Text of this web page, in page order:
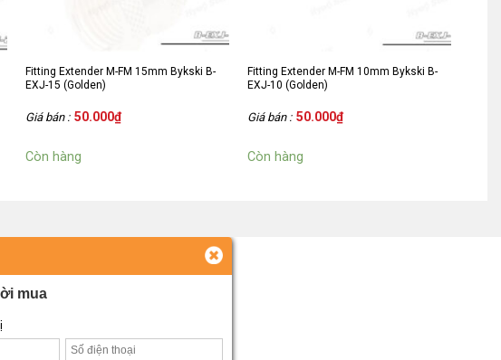
Fitting Extender M-FM 15mm Bykski B-
EXJ-15 (Golden)
Giá bán : 50.000₫
Còn hàng
Fitting Extender M-FM 10mm Bykski B-
EXJ-10 (Golden)
Giá bán : 50.000₫
Còn hàng
mua